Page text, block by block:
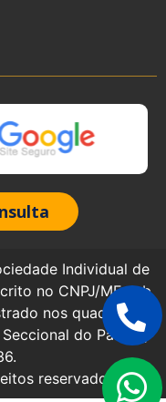
Individual de
no CNPJ/MF sob
nos quadros da
do Paraná,
reservados